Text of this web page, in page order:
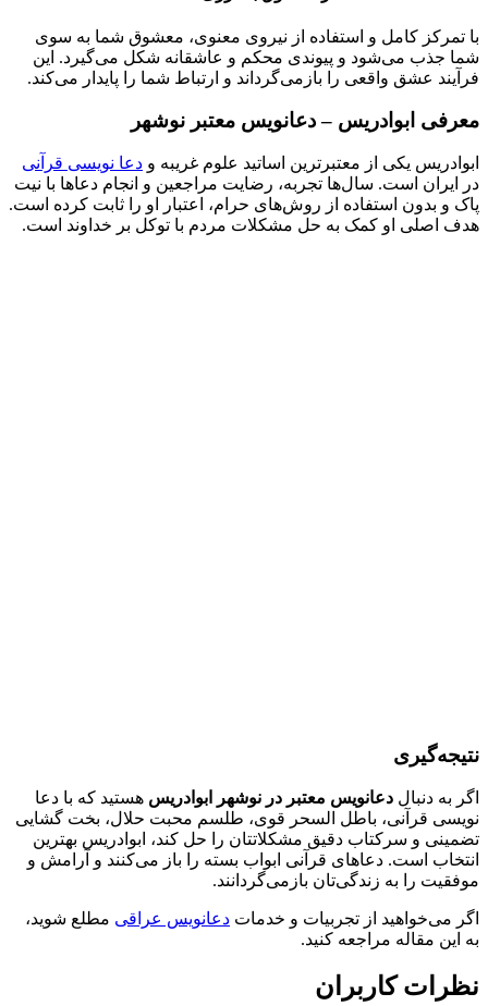
با تمرکز کامل و استفاده از نیروی معنوی، معشوق شما به سوی
شما جذب می‌شود و پیوندی محکم و عاشقانه شکل می‌گیرد. این
فرآیند عشق واقعی را بازمی‌گرداند و ارتباط شما را پایدار می‌کند.
معرفی ابوادریس – دعانویس معتبر نوشهر
ابوادریس یکی از معتبرترین اساتید علوم غریبه و دعا نویسی قرآنی
در ایران است. سال‌ها تجربه، رضایت مراجعین و انجام دعاها با نیت
پاک و بدون استفاده از روش‌های حرام، اعتبار او را ثابت کرده است.
هدف اصلی او کمک به حل مشکلات مردم با توکل بر خداوند است.
نتیجه‌گیری
اگر به دنبال دعانویس معتبر در نوشهر ابوادریس هستید که با دعا
نویسی قرآنی، باطل السحر قوی، طلسم محبت حلال، بخت گشایی
تضمینی و سرکتاب دقیق مشکلاتتان را حل کند، ابوادریس بهترین
انتخاب است. دعاهای قرآنی ابواب بسته را باز می‌کنند و آرامش و
موفقیت را به زندگی‌تان بازمی‌گردانند.
اگر می‌خواهید از تجربیات و خدمات دعانویس عراقی مطلع شوید،
به این مقاله مراجعه کنید.
نظرات کاربران